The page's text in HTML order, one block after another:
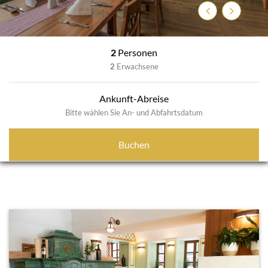
Previous
Next
2 Personen
2 Erwachsene
Ankunft-Abreise
Bitte wählen Sie An- und Abfahrtsdatum
Buchen